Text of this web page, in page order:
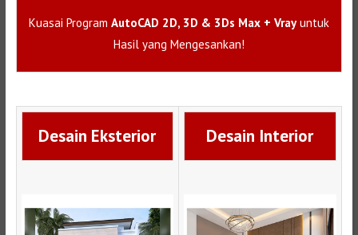
Kuasai Program AutoCAD 2D, 3D & 3Ds Max + Vrayuntuk
Hasil yang Mengesankan!
Desain Eksterior Desain Interior